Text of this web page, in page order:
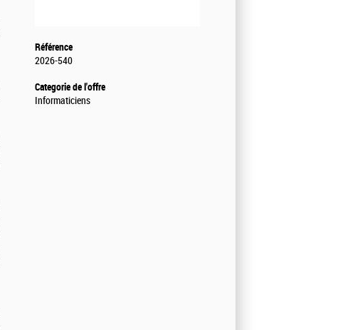
Référence
2026-540
Categorie de l'offre
Informaticiens